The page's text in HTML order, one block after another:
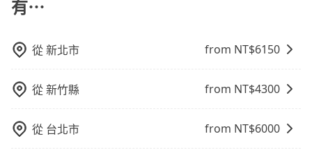
tripool旅步絕對是您值得信任的不二選擇！
有⋯
從新北市 from NT$6150
從新竹縣 from NT$4300
從 台北市 from NT$6000